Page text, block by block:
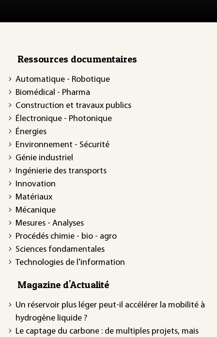
Ressources documentaires
Automatique - Robotique
Biomédical - Pharma
Construction et travaux publics
Électronique - Photonique
Énergies
Environnement - Sécurité
Génie industriel
Ingénierie des transports
Innovation
Matériaux
Mécanique
Mesures - Analyses
Procédés chimie - bio - agro
Sciences fondamentales
Technologies de l'information
Magazine d'Actualité
Un réservoir plus léger peut-il accélérer la mobilité à
hydrogène liquide ?
Le captage du carbone : de multiples projets, mais